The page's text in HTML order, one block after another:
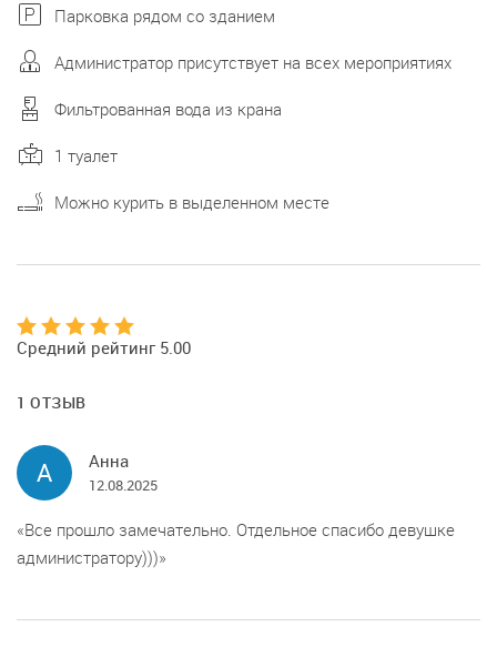
Парковка рядом со зданием
Администратор присутствует на всех мероприятиях
Фильтрованная вода из крана
1 туалет
Можно курить в выделенном месте
Средний рейтинг 5.00
1 ОТЗЫВ
А Анна
12.08.2025
Все прошло замечательно. Отдельное спасибо девушке
администратору)))